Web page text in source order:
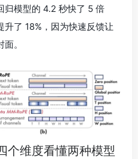
归模型的 4.2 秒快了 5 倍
了 18%，因为快速反馈让
。
个维度看懂两种模型